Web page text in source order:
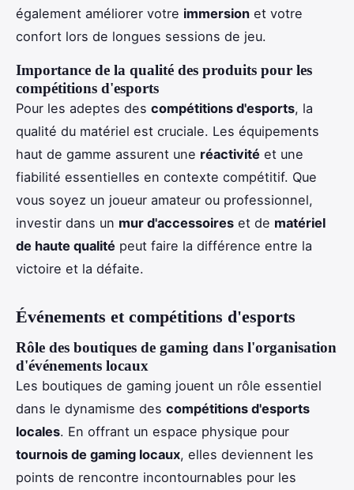
également améliorer votre immersion et votre
confort lors de longues sessions de jeu.
Importance de la qualité des produits pour les
compétitions d'esports
Pour les adeptes des compétitions d'esports, la
qualité du matériel est cruciale. Les équipements
haut de gamme assurent une réactivité et une
fiabilité essentielles en contexte compétitif. Que
vous soyez un joueur amateur ou professionnel,
investir dans un mur d'accessoires et de matériel
de haute qualité peut faire la différence entre la
victoire et la défaite.
Événements et compétitions d'esports
Rôle des boutiques de gaming dans l'organisation
d'événements locaux
Les boutiques de gaming jouent un rôle essentiel
dans le dynamisme des compétitions d'esports
locales. En offrant un espace physique pour
tournois de gaming locaux, elles deviennent les
points de rencontre incontournables pour les